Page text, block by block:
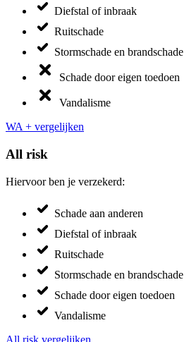
Diefstal of inbraak
Ruitschade
Stormschade en brandschade
Schade door eigen toedoen
Vandalisme
WA + vergelijken
All risk
Hiervoor ben je verzekerd:
Schade aan anderen
Diefstal of inbraak
Ruitschade
Stormschade en brandschade
Schade door eigen toedoen
Vandalisme
All risk vergelijken